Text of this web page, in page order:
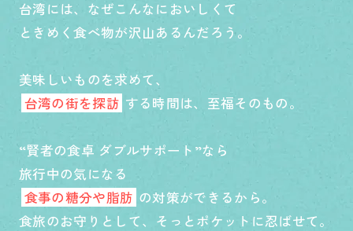
台湾には、なぜこんなにおいしくて
ときめく食べ物が沢山あるんだろう。
美味しいものを求めて、
台湾の街を探訪 する時間は、至福そのもの。
“賢者の食卓 ダブルサポート”なら
旅行中の気になる
食事の糖分や脂肪 の対策ができるから。
食旅のお守りとして、そっとポケットに忍ばせて。